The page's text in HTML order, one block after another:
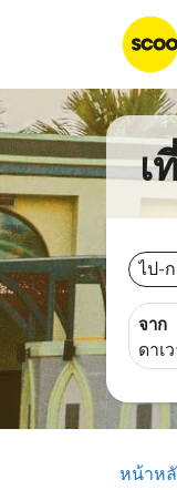
เ
ไป-
จาก
หน้าห